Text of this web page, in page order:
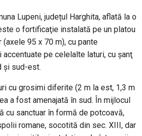
Lupeni, județul Harghita, aflată la o
o fortificaţie instalată pe un platou
95 x 70 m), cu pante
pe celelalte laturi, cu şanţ
şi sud-est.
cu grosimi diferite (2 m la est, 1,3 m
a fost amenajată în sud. În mijlocul
cu sanctuar în formă de potcoavă,
romane, socotită din sec. XIII, dar